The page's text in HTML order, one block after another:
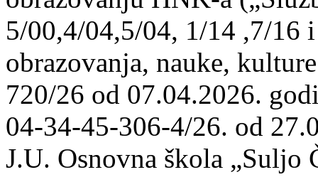
5/00,4/04,5/04, 1/14 ,7/16
obrazovanja, nauke,
720/26 od 07.04.2026.
04-34-45-306-4/26. od
J.U. Osnovna škola „Suljo